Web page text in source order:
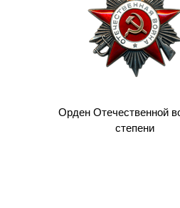
Орден Отечественной
степени